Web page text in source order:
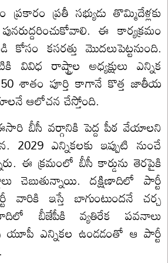
ప్రతీ సభ్యుడు తొమ్మిదేళ్లకు
ఈ కార్యక్రమం
కోసం కసరత్తు మొదలుపెట్టనుంది.
రాష్ట్రాల అధ్యక్షులు ఎన్నిక
శాతం పూర్తి కాగానే కొత్త జాతీయ
ఆలోచన చేస్తోంది.
బీసీ వర్గానికి పెద్ద పీఠ వేయాలని
ఎన్నికలకు ఇప్పుటి నుంచే
ఈ క్రమంలో బీసీ కార్డును తెరపైకి
చెబుతున్నాయి. దక్షిణాదిలో పార్టీ
వారికి ఇస్తే బాగుంటుందనే చర్చ
బీజేపీకి వ్యతిరేక పవనాలు
యూపీ ఎన్నికల ఉండడంతో ఆ పార్టీ